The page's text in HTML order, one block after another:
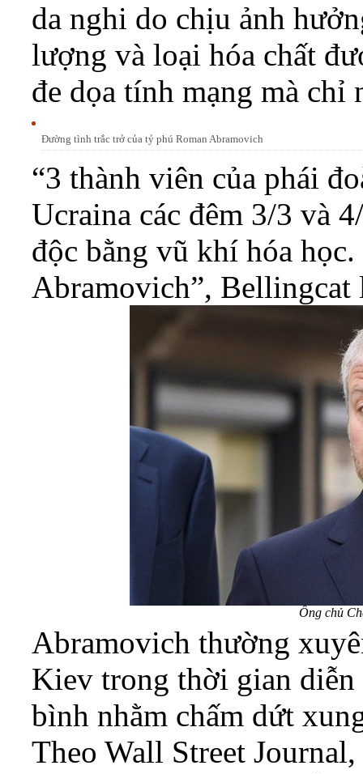
da nghi do chịu ảnh
lượng và loại hóa chất
đe dọa tính mạng mà chỉ
Đường tình trắc trở của tỷ phú Roman Abramovich
“3 thành viên của phái
Ucraina các đêm 3/3 và
độc bằng vũ khí hóa
Abramovich”,
Ông chủ
Abramovich thường
Kiev trong thời gian diễn
bình nhằm chấm dứt
Theo Wall Street